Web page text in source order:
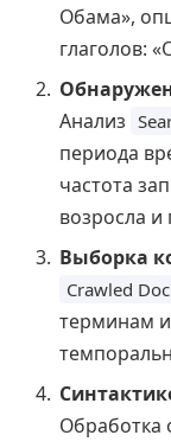
Обама»,
глаголов:
Анализ
периода
частота
возросла и
Выборка
Crawled
терминам
Обработка